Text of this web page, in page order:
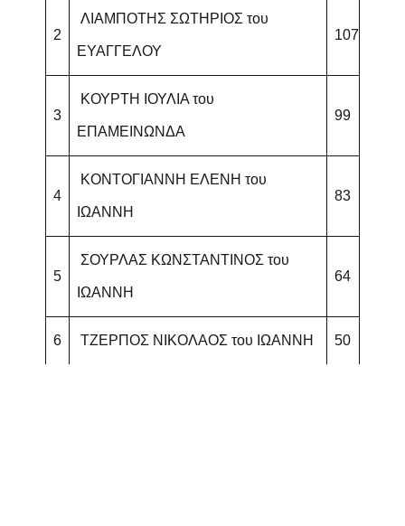
2
ΛΙΑΜΠΟΤΗΣ ΣΩΤΗΡΙΟΣ του
ΕΥΑΓΓΕΛΟΥ
107
3
ΚΟΥΡΤΗ ΙΟΥΛΙΑ του
ΕΠΑΜΕΙΝΩΝΔΑ
99
4
ΚΟΝΤΟΓΙΑΝΝΗ ΕΛΕΝΗ του
ΙΩΑΝΝΗ
83
5
ΣΟΥΡΛΑΣ ΚΩΝΣΤΑΝΤΙΝΟΣ του
ΙΩΑΝΝΗ
64
6 ΤΖΕΡΠΟΣ ΝΙΚΟΛΑΟΣ του ΙΩΑΝΝΗ 50